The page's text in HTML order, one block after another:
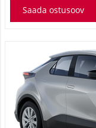
Saada ostusoov